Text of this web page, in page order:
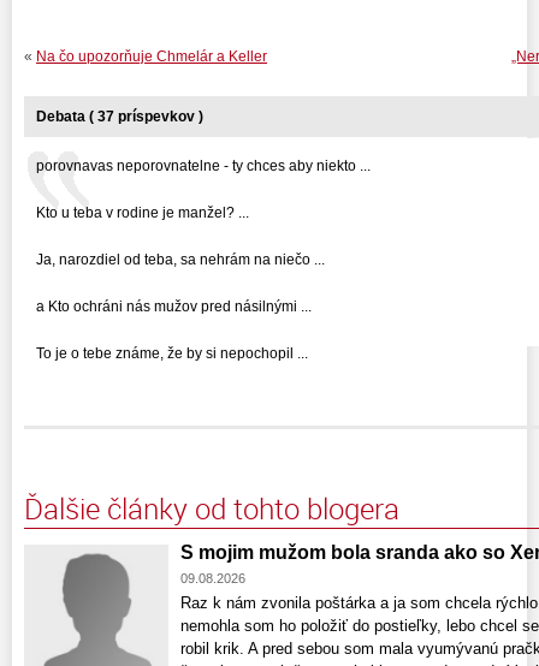
« Na čo upozorňuje Chmelár a Keller
Debata ( 37 príspevkov )
porovnavas neporovnatelne - ty chces aby niekto ...
Kto u teba v rodine je manžel? ...
Ja, narozdiel od teba, sa nehrám na niečo ...
a Kto ochráni nás mužov pred násilnými ...
To je o tebe známe, že by si nepochopil ...
Ďalšie články od tohto blogera
S mojim mužom bola sranda ako so
09.08.2026
Raz k nám zvonila poštárka a ja som chcela
nemohla som ho položiť do postieľky, lebo chcel
robil krik. A pred sebou som mala vyumývanú